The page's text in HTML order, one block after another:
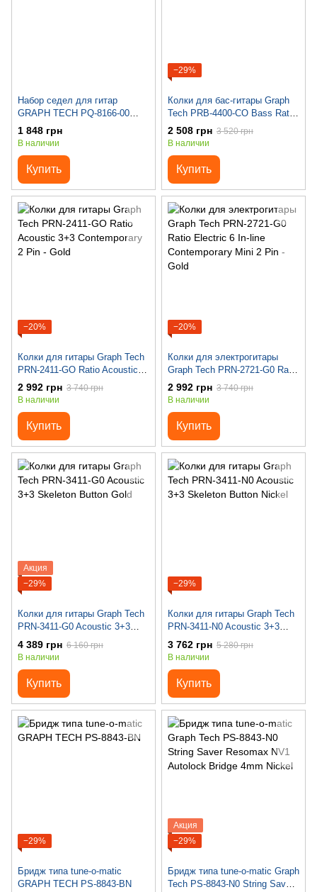
Набор седел для гитар
GRAPH TECH PQ-8166-00
TUSQ Saddle Barrel I.O.S. 6-
Pce Tele
1 848 грн
В наличии
Купить
−29%
Колки для бас-гитары Graph
Tech PRB-4400-CO Bass Ratio
4 in line Y key Chrome
2 508 грн 3 520 грн
В наличии
Купить
−20%
Колки для гитары Graph Tech
PRN-2411-GO Ratio Acoustic
3+3 Contemporary 2 Pin - Gold
2 992 грн 3 740 грн
В наличии
Купить
−20%
Колки для электрогитары
Graph Tech PRN-2721-G0 Ratio
Electric 6 In-line Contemporary
Mini 2 Pin - Gold
2 992 грн 3 740 грн
В наличии
Купить
Акция
−29%
Колки для гитары Graph Tech
PRN-3411-G0 Acoustic 3+3
Skeleton Button Gold
4 389 грн 6 160 грн
В наличии
Купить
−29%
Колки для гитары Graph Tech
PRN-3411-N0 Acoustic 3+3
Skeleton Button Nickel
3 762 грн 5 280 грн
В наличии
Купить
−29%
Бридж типа tune-o-matic
GRAPH TECH PS-8843-BN
Акция
−29%
Бридж типа tune-o-matic Graph
Tech PS-8843-N0 String Saver